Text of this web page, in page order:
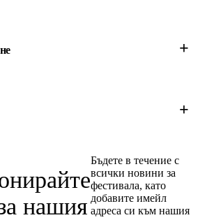
участие в хор
+
+
нашия
Бъдете в течение с
всички новини за
фестивала, като
добавите имейл
адреса си към нашия